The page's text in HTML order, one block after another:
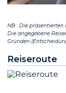
NB : Die
Die angegebene
Gründen
Reiseroute